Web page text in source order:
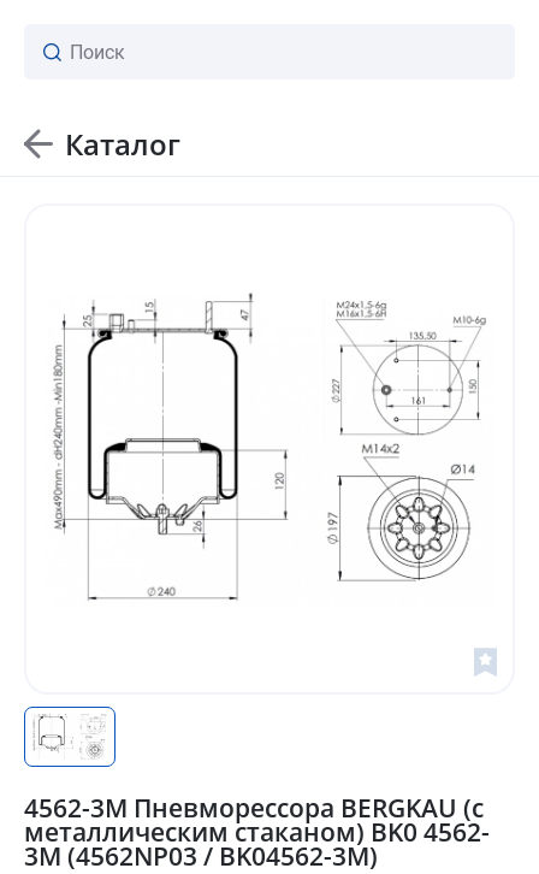
Каталог
4562-3M Пневморессора BERGKAU (с
металлическим стаканом) BK0 4562-
3M (4562NP03 / BK04562-3M)